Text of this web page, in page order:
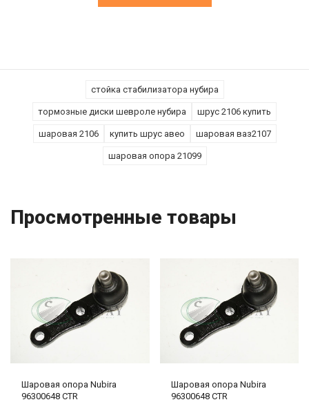
стойка стабилизатора нубира
тормозные диски шевроле нубира шрус 2106 купить
шаровая 2106 купить шрус авео шаровая ваз2107
шаровая опора 21099
Просмотренные товары
Шаровая опора Nubira
96300648 CTR
Шаровая опора Nubira
96300648 CTR